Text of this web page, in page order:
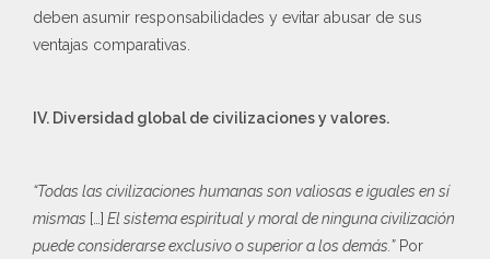
deben asumir responsabilidades y evitar abusar de sus
ventajas comparativas.
IV. Diversidad global de civilizaciones y valores.
“Todas las civilizaciones humanas son valiosas e iguales en sí
mismas […] El sistema espiritual y moral de ninguna civilización
puede considerarse exclusivo o superior a los demás.”Por